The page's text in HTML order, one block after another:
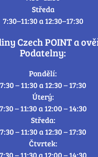
Středa
7:30–11:30 a 12:30–17:30
Czech POINT a
Podatelny:
Pondělí:
7:30 – 11:30 a 12:30 – 17:30
Úterý:
7:30 – 11:30 a 12:00 – 14:30
Středa:
7:30 – 11:30 a 12:30 – 17:30
Čtvrtek:
7:30 – 11:30 a 12:00 – 14:30